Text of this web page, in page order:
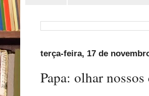
terça-feira, 17 de
Papa: olhar